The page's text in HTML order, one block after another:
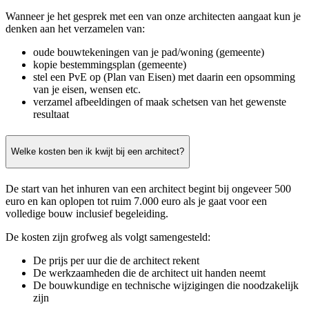
Wanneer je het gesprek met een van onze architecten aangaat kun je
denken aan het verzamelen van:
oude bouwtekeningen van je pad/woning (gemeente)
kopie bestemmingsplan (gemeente)
stel een PvE op (Plan van Eisen) met daarin een opsomming
van je eisen, wensen etc.
verzamel afbeeldingen of maak schetsen van het gewenste
resultaat
Welke kosten ben ik kwijt bij een architect?
De start van het inhuren van een architect begint bij ongeveer 500
euro en kan oplopen tot ruim 7.000 euro als je gaat voor een
volledige bouw inclusief begeleiding.
De kosten zijn grofweg als volgt samengesteld:
De prijs per uur die de architect rekent
De werkzaamheden die de architect uit handen neemt
De bouwkundige en technische wijzigingen die noodzakelijk
zijn